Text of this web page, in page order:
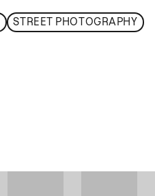
STREET PHOTOGRAPHY